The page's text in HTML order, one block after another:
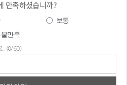
만족하셨습니까?
보통
만족
. (0/60)